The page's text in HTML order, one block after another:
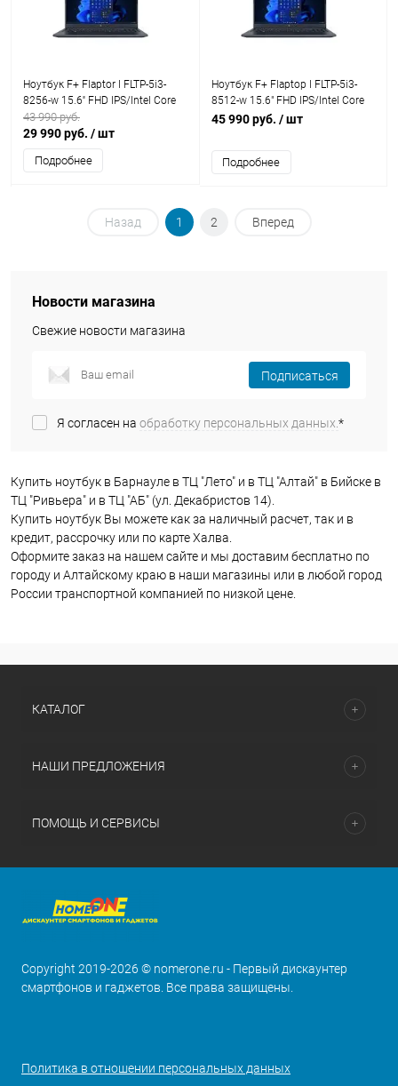
Ноутбук F+ Flaptor I FLTP-5i3-
8256-w 15.6'' FHD IPS/Intel Core
i3 8Gb/256Gb
SSD/Integrated/WiFi/Grey
43 990 руб.
29 990 руб. / шт
Подробнее
Ноутбук F+ Flaptop I FLTP-5i3-
8512-w 15.6" FHD IPS/Intel Core
i3 8Gb/512Gb
45 990 руб. / шт
Подробнее
Назад 1 2 Вперед
Новости магазина
Свежие новости магазина
Подписаться
Я согласен на обработку персональных данных.*
Купить ноутбук в Барнауле в ТЦ "Лето" и в ТЦ "Алтай" в Бийске в
ТЦ "Ривьера" и в ТЦ "АБ" (ул. Декабристов 14).
Купить ноутбук Вы можете как за наличный расчет, так и в
кредит, рассрочку или по карте Халва.
Оформите заказ на нашем сайте и мы доставим бесплатно по
городу и Алтайскому краю в наши магазины или в любой город
России транспортной компанией по низкой цене.
КАТАЛОГ
НАШИ ПРЕДЛОЖЕНИЯ
ПОМОЩЬ И СЕРВИСЫ
Copyright 2019-2026 © nomerone.ru - Первый дискаунтер
смартфонов и гаджетов. Все права защищены.
Политика в отношении персональных данных